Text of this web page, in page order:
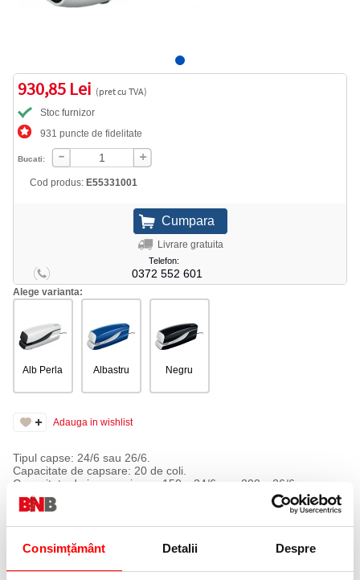
Consimțământ Detalii Despre
930,85 Lei (pret cu TVA)
Stoc furnizor
931 puncte de fidelitate
Bucati:
Cod produs: E55331001
Livrare gratuita
Telefon:
0372 552 601
Alege varianta:
Alb Perla Albastru Negru
Adauga in wishlist
Tipul capse: 24/6 sau 26/6.
Capacitate de capsare: 20 de coli.
Capacitate de inmagazinare: 150 x 24/6 sau 200 x 26/6.
Adancime de patrundere in pagini reglabila intre 10 si 20 mm.
perforatorul electric 5030.